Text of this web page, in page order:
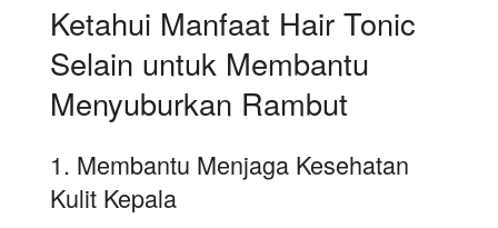
Ketahui Manfaat Hair Tonic
Selain untuk Membantu
Menyuburkan Rambut
1. Membantu Menjaga Kesehatan
Kulit Kepala